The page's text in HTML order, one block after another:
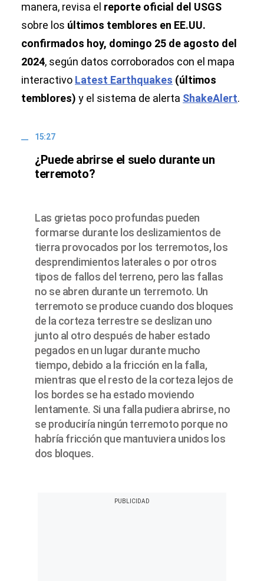
manera, revisa el reporte oficial del USGS
sobre los últimos temblores en EE.UU.
confirmados hoy, domingo 25 de agosto del
2024, según datos corroborados con el mapa
interactivo Latest Earthquakes (últimos
temblores) y el sistema de alerta ShakeAlert.
15:27
¿Puede abrirse el suelo durante un
terremoto?
Las grietas poco profundas pueden
formarse durante los deslizamientos de
tierra provocados por los terremotos, los
desprendimientos laterales o por otros
tipos de fallos del terreno, pero las fallas
no se abren durante un terremoto. Un
terremoto se produce cuando dos bloques
de la corteza terrestre se deslizan uno
junto al otro después de haber estado
pegados en un lugar durante mucho
tiempo, debido a la fricción en la falla,
mientras que el resto de la corteza lejos de
los bordes se ha estado moviendo
lentamente. Si una falla pudiera abrirse, no
se produciría ningún terremoto porque no
habría fricción que mantuviera unidos los
dos bloques.